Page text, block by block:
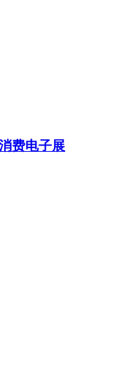
费电子展